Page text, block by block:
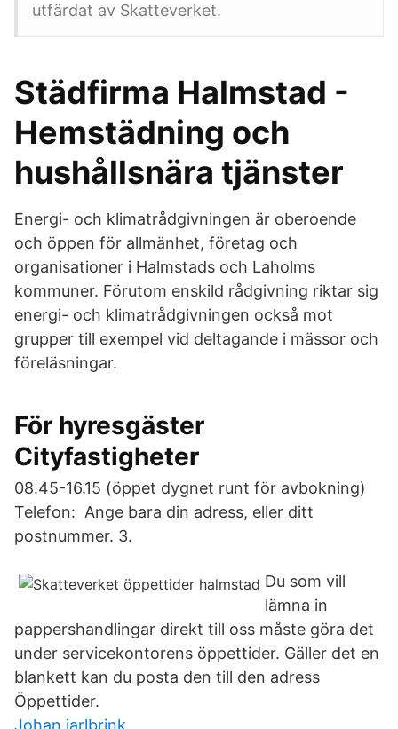
utfärdat av Skatteverket.
Städfirma Halmstad -
Hemstädning och
hushållsnära tjänster
Energi- och klimatrådgivningen är oberoende
och öppen för allmänhet, företag och
organisationer i Halmstads och Laholms
kommuner. Förutom enskild rådgivning riktar sig
energi- och klimatrådgivningen också mot
grupper till exempel vid deltagande i mässor och
föreläsningar.
För hyresgäster
Cityfastigheter
08.45-16.15 (öppet dygnet runt för avbokning)
Telefon: Ange bara din adress, eller ditt
postnummer. 3.
Du som vill
lämna in
pappershandlingar direkt till oss måste göra det
under servicekontorens öppettider. Gäller det en
blankett kan du posta den till den adress
Öppettider.
Johan jarlbrink